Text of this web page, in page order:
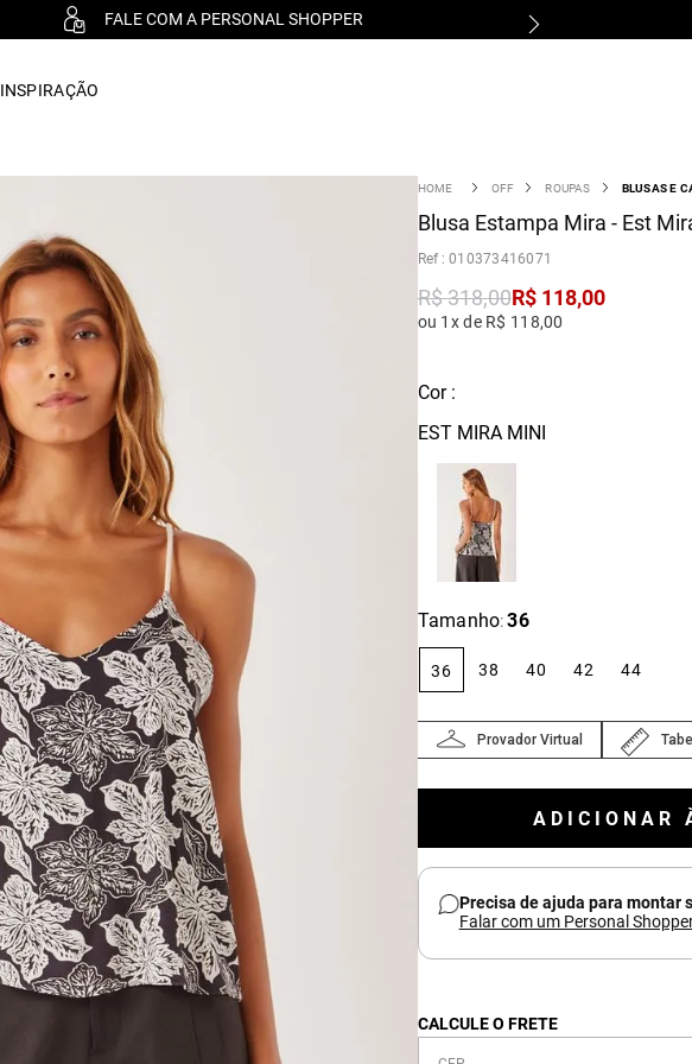
FALE COM A PERSONAL SHOPPER
INSPIRAÇÃO
OFF ROUPAS BLUSAS E
Blusa Estampa Mira - Est
:010373416071
R$318,00R$ 118,00
ou 1x de R$ 118,00
Cor :
EST MIRA MINI
Tamanho: 36
36 38 40 42 44
Provador Virtual
ADICIONAR
Precisa de ajuda para montar
Falar com um Personal
CALCULE O FRETE